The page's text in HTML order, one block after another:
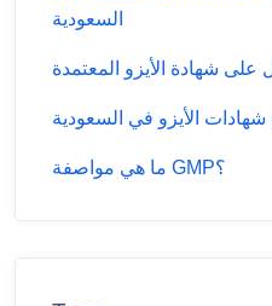
السعودية
شهادة الأيزو المعتمدة
شهادات الأيزو في السعودية
ما هي مواصفة GMP؟